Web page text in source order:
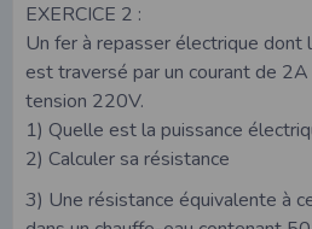
EXERCICE 2 :
Un fer à repasser électrique dont
est traversé par un courant de
tension 220V.
1) Quelle est la puissance
2) Calculer sa résistance
3) Une résistance équivalente à